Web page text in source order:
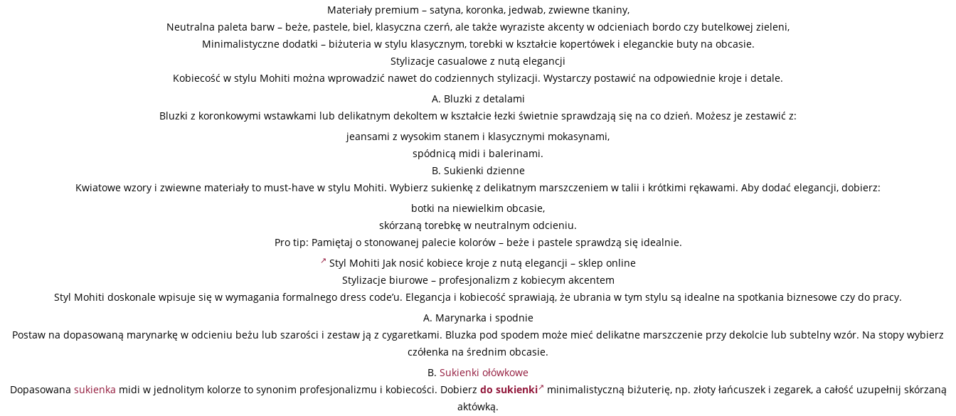
Materiały premium – satyna, koronka, jedwab, zwiewne tkaniny,
Neutralna paleta barw – beże, pastele, biel, klasyczna czerń, ale także wyraziste akcenty w odcieniach bordo czy butelkowej zieleni,
Minimalistyczne dodatki – biżuteria w stylu klasycznym, torebki w kształcie kopertówek i eleganckie buty na obcasie.
Stylizacje casualowe z nutą elegancji
Kobiecość w stylu Mohiti można wprowadzić nawet do codziennych stylizacji. Wystarczy postawić na odpowiednie kroje i detale.
A. Bluzki z detalami
Bluzki z koronkowymi wstawkami lub delikatnym dekoltem w kształcie łezki świetnie sprawdzają się na co dzień. Możesz je zestawić z:
jeansami z wysokim stanem i klasycznymi mokasynami,
spódnicą midi i balerinami.
B. Sukienki dzienne
Kwiatowe wzory i zwiewne materiały to must-have w stylu Mohiti. Wybierz sukienkę z delikatnym marszczeniem w talii i krótkimi rękawami. Aby dodać elegancji, dobierz:
botki na niewielkim obcasie,
skórzaną torebkę w neutralnym odcieniu.
Pro tip: Pamiętaj o stonowanej palecie kolorów – beże i pastele sprawdzą się idealnie.
Styl Mohiti Jak nosić kobiece kroje z nutą elegancji – sklep online
Stylizacje biurowe – profesjonalizm z kobiecym akcentem
Styl Mohiti doskonale wpisuje się w wymagania formalnego dress code’u. Elegancja i kobiecość sprawiają, że ubrania w tym stylu są idealne na spotkania biznesowe czy do pracy.
A. Marynarka i spodnie
Postaw na dopasowaną marynarkę w odcieniu beżu lub szarości i zestaw ją z cygaretkami. Bluzka pod spodem może mieć delikatne marszczenie przy dekolcie lub subtelny wzór. Na stopy wybierz
czółenka na średnim obcasie.
B. Sukienki ołówkowe
Dopasowana sukienka midi w jednolitym kolorze to synonim profesjonalizmu i kobiecości. Dobierz do sukienki
minimalistyczną biżuterię, np. złoty łańcuszek i zegarek, a całość uzupełnij skórzaną
aktówką.